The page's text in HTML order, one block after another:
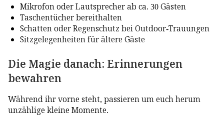
Mikrofon oder Lautsprecher ab ca. 30 Gästen
Taschentücher bereithalten
Schatten oder Regenschutz bei Outdoor-Trauungen
Sitzgelegenheiten für ältere Gäste
Die Magie danach: Erinnerungen
bewahren
Während ihr vorne steht, passieren um euch herum
unzählige kleine Momente.